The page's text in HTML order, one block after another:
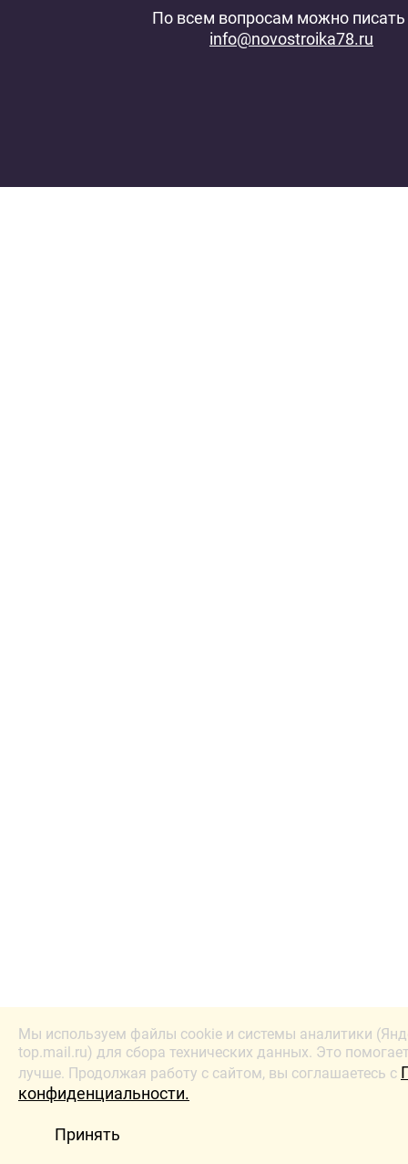
По всем вопросам можно писать
info@novostroika78.ru
Мы используем файлы cookie и системы аналитики
top.mail.ru) для сбора технических данных. Это
лучше. Продолжая работу с сайтом, вы соглашаетесь с
конфиденциальности.
Принять